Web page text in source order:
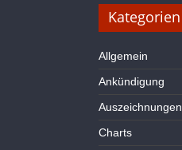
Kategorien
Allgemein
Ankündigung
Auszeichnungen
Charts